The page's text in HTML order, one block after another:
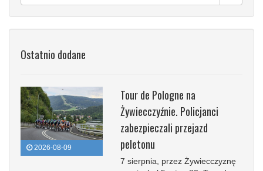
Ostatnio dodane
2026-08-09
Tour de Pologne na
Żywiecczyźnie. Policjanci
zabezpieczali przejazd
peletonu
7 sierpnia, przez Żywiecczyznę